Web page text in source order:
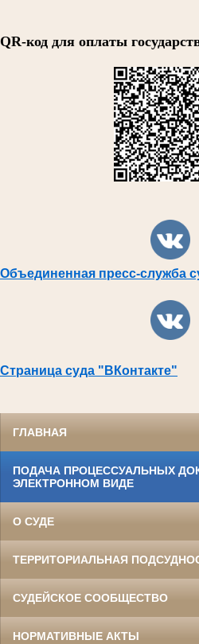
QR-код для оплаты
Объединенная пресс-служба
Страница суда "ВКонтакте"
ГЛАВНАЯ
ПОДАЧА ПРОЦЕССУАЛЬНЫХ
ЭЛЕКТРОННОМ ВИДЕ
О СУДЕ
ТЕРРИТОРИАЛЬНАЯ
СУДЕЙСКОЕ СООБЩЕСТВО
НОРМАТИВНЫЕ АКТЫ